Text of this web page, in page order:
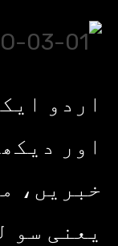
اردو
اور
خبریں،
یعنی سو